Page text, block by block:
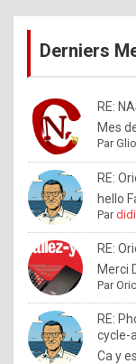
Derniers
RE:
Mes
Par
RE:
hello
Par
RE:
Merci
Par
RE:
cycle-
Ca y